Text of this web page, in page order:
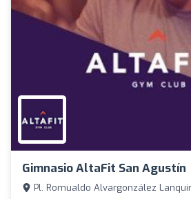
Gimnasio AltaFit San Agustín
Pl. Romualdo Alvargonzález